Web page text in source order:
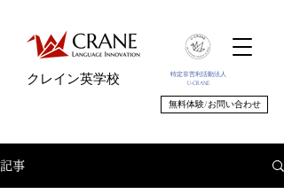
特定非営利活動法人
U-CRANE
クレイン英学校
無料体験/お問い合わせ
記事